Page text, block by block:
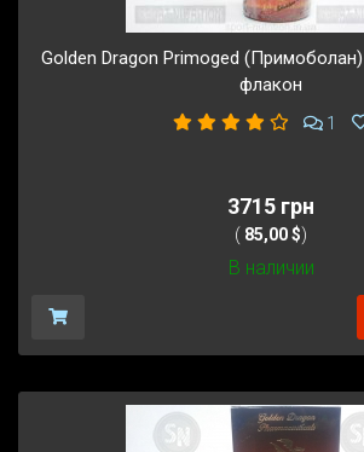
Golden Dragon Primoged
флакон
1
3715 грн
( 85,00 $)
В наличии